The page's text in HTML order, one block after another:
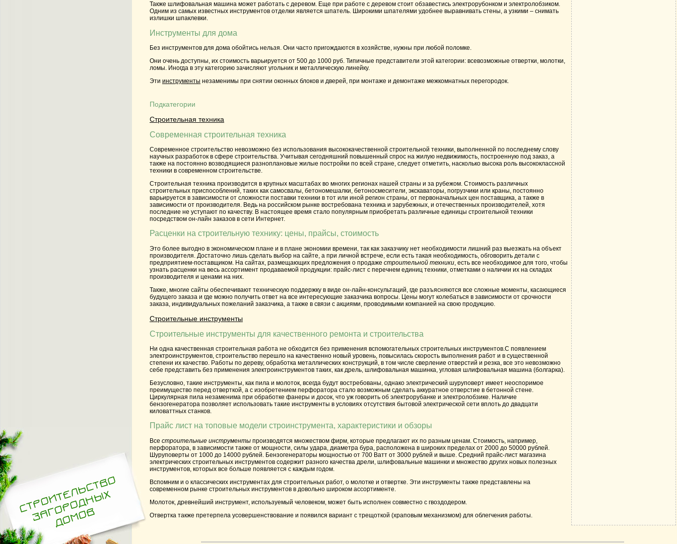
Также шлифовальная машина может работать с деревом. Еще при работе с деревом стоит обзавестись электрорубонком и электролобзиком.
Одним из самых известных инструментов отделки является шпатель. Широкими шпателями удобнее выравнивать стены, а узкими – снимать
излишки шпаклевки.
Инструменты для дома
Без инструментов для дома обойтись нельзя. Они часто пригождаются в хозяйстве, нужны при любой поломке.
Они очень доступны, их стоимость варьируется от 500 до 1000 руб. Типичные представители этой категории: всевозможные отвертки, молотки,
ломы. Иногда в эту категорию зачисляют угольник и металлическую линейку.
Эти инструменты незаменимы при снятии оконных блоков и дверей, при монтаже и демонтаже межкомнатных перегородок.
Подкатегории
Строительная техника
Современная строительная техника
Современное строительство невозможно без использования высококачественной строительной техники, выполненной по последнему слову
научных разработок в сфере строительства. Учитывая сегодняшний повышенный спрос на жилую недвижимость, построенную под заказ, а
также на постоянно возводящиеся разноплановые жилые постройки по всей стране, следует отметить, насколько высока роль высококлассной
техники в современном строительстве.
Строительная техника производится в крупных масштабах во многих регионах нашей страны и за рубежом. Стоимость различных
строительных приспособлений, таких как самосвалы, бетономешалки, бетоносмесители, экскаваторы, погрузчики или краны, постоянно
варьируется в зависимости от сложности поставки техники в тот или иной регион страны, от первоначальных цен поставщика, а также в
зависимости от производителя. Ведь на российском рынке востребована техника и зарубежных, и отечественных производителей, хотя
последние не уступают по качеству. В настоящее время стало популярным приобретать различные единицы строительной техники
посредством он-лайн заказов в сети Интернет.
Расценки на строительную технику: цены, прайсы, стоимость
Это более выгодно в экономическом плане и в плане экономии времени, так как заказчику нет необходимости лишний раз выезжать на объект
производителя. Достаточно лишь сделать выбор на сайте, а при личной встрече, если есть такая необходимость, обговорить детали с
предприятием-поставщиком. На сайтах, размещающих предложения о продаже строительной техники , есть все необходимое для того, чтобы
узнать расценки на весь ассортимент продаваемой продукции: прайс-лист с перечнем единиц техники, отметками о наличии их на складах
производителя и ценами на них.
Также, многие сайты обеспечивают техническую поддержку в виде он-лайн-консультаций, где разъясняются все сложные моменты, касающиеся
будущего заказа и где можно получить ответ на все интересующие заказчика вопросы. Цены могут колебаться в зависимости от срочности
заказа, индивидуальных пожеланий заказчика, а также в связи с акциями, проводимыми компанией на свою продукцию.
Строительные инструменты
Строительные инструменты для качественного ремонта и строительства
Ни одна качественная строительная работа не обходится без применения вспомогательных строительных инструментов.С появлением
электроинструментов, строительство перешло на качественно новый уровень, повысилась скорость выполнения работ и в существенной
степени их качество. Работы по дереву, обработка металлических конструкций, в том числе сверление отверстий и резка, все это невозможно
себе представить без применения электроинструментов таких, как дрель, шлифовальная машинка, угловая шлифовальная машина (болгарка).
Безусловно, такие инструменты, как пила и молоток, всегда будут востребованы, однако электрический шуруповерт имеет неоспоримое
преимущество перед отверткой, а с изобретением перфоратора стало возможным сделать аккуратное отверстие в бетонной стене.
Циркулярная пила незаменима при обработке фанеры и досок, что уж говорить об электрорубанке и электролобзике. Наличие
бензогенератора позволяет использовать такие инструменты в условиях отсутствия бытовой электрической сети вплоть до двадцати
киловаттных станков.
Прайс лист на топовые модели строинструмента, характеристики и обзоры
Все строительные инструменты производятся множеством фирм, которые предлагают их по разным ценам. Стоимость, например,
перфоратора, в зависимости также от мощности, силы удара, диаметра бура, расположена в широких пределах от 2000 до 50000 рублей.
Шуруповерты от 1000 до 14000 рублей. Бензогенераторы мощностью от 700 Ватт от 3000 рублей и выше. Средний прайс-лист магазина
электрических строительных инструментов содержит разного качества дрели, шлифовальные машинки и множество других новых полезных
инструментов, которых все больше появляется с каждым годом.
Вспомним и о классических инструментах для строительных работ, о молотке и отвертке. Эти инструменты также представлены на
современном рынке строительных инструментов в довольно широком ассортименте.
Молоток, древнейший инструмент, используемый человеком, может быть исполнен совместно с гвоздодером.
Отвертка также претерпела усовершенствование и появился вариант с трещоткой (храповым механизмом) для облегчения работы.